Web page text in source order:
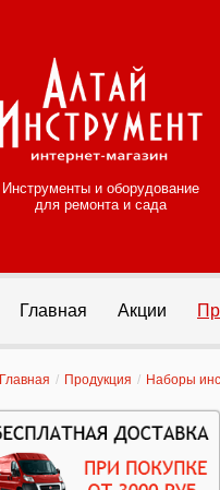
Инструменты и оборудование
для ремонта и сада
Главная Акции
Главная / Продукция / Наборы